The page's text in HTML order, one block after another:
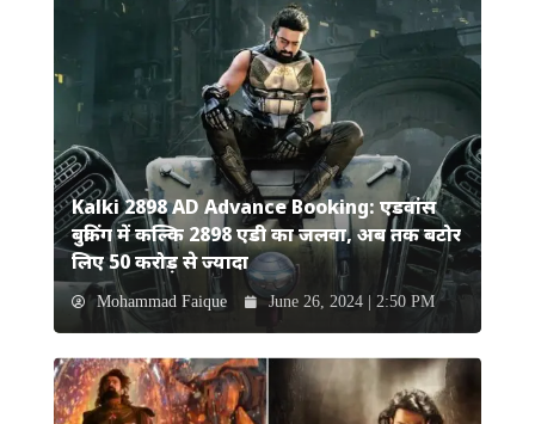
Kalki 2898 AD Advance Booking: एडवांस
बुकिंग में कल्कि 2898 एडी का जलवा, अब तक बटोर
लिए 50 करोड़ से ज्यादा
Mohammad Faique June 26, 2024 | 2:50 PM